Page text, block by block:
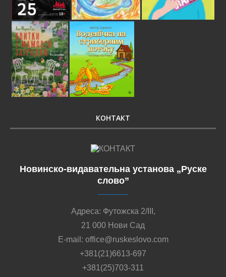
КОНТАКТ
Новинско-видавательна установа „Руске
слово”
Адреса: Футожска 2/III,
21 000 Нови Сад
E-mail: office@ruskeslovo.com
+381(21)6613-697
+381(25)703-311